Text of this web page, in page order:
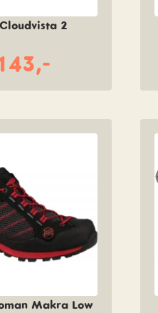
2
Makra Low